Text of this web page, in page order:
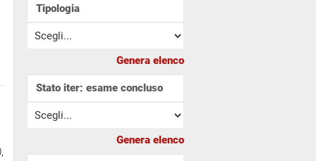
Tipologia
Stato iter: esame concluso